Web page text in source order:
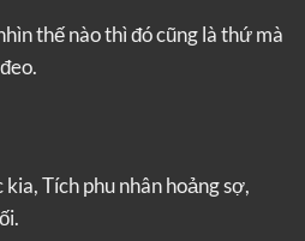
thế nào thì đó cũng là thứ mà
Tích phu nhân hoảng sợ,